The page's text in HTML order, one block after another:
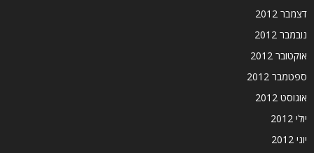
דצמבר 2012
נובמבר 2012
אוקטובר 2012
ספטמבר 2012
אוגוסט 2012
יולי 2012
יוני 2012